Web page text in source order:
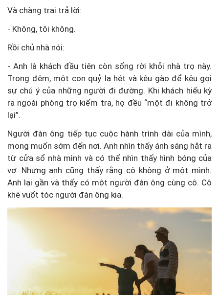
Và chàng trai trả lời:
- Không, tôi không.
Rồi chủ nhà nói:
- Anh là khách đầu tiên còn sống rời khỏi nhà trọ này.
Trong đêm, một con quỷ la hét và kêu gào để kêu gọi
sự chú ý của những người đi đường. Khi khách hiếu kỳ
ra ngoài phòng trọ kiểm tra, họ đều “một đi không trở
lại”.
Người đàn ông tiếp tục cuộc hành trình dài của mình,
mong muốn sớm đến nơi. Anh nhìn thấy ánh sáng hắt ra
từ cửa sổ nhà mình và có thể nhìn thấy hình bóng của
vợ. Nhưng anh cũng thấy rằng cô không ở một mình.
Anh lại gần và thấy có một người đàn ông cùng cô. Cô
khẽ vuốt tóc người đàn ông kia.